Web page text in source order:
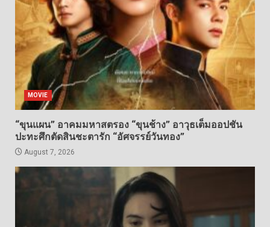
MOVIE
“ขุนแผน” อาคมมหาสตรอง “ขุนช้าง” อาวุธเต็มออปชัน
ปะทะศึกตัดสินชะตารัก “อัศจรรย์วันทอง”
August 7, 2026